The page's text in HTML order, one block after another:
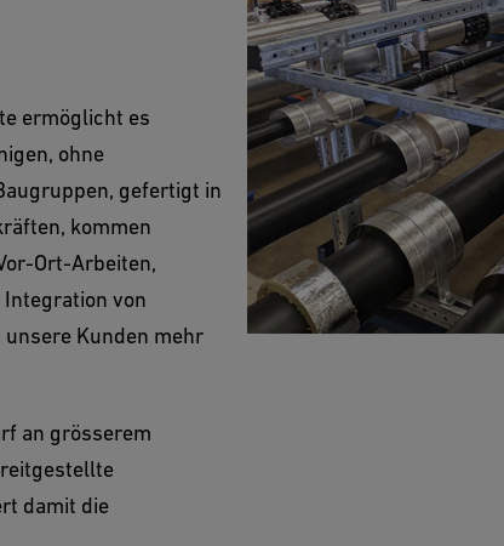
ermöglicht es
ohne
gefertigt in
kommen
Ort-Arbeiten,
von
Kunden mehr
an grösserem
damit die